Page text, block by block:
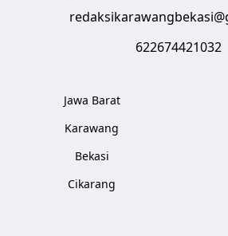
622674421032
Jawa Barat
Karawang
Bekasi
Cikarang